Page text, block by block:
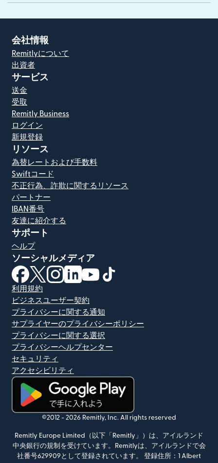
会社情報
Remitlyについて
出資者
サービス
送金
受取
Remitly Business
ログイン
新規登録
リソース
為替レートおよび手数料
Swiftコード
不正行為、詐欺に関するリソース
パートナー
IBAN番号
友達に紹介する
サポート
ヘルプ
ソーシャルメディア
（別ウィンドウで開きます）
（別ウィンドウで開きます）
（別ウィンドウで開きます）
（別ウィンドウで開きます）
（別ウィンドウで開きます）
利用規約
ビジネスユーザー契約
プライバシーに関する通知
サプライヤーのプライバシーポリシー
プライバシーに関する選択
プライバシーヘルプセンター
セキュリティ
アクセシビリティ
（別ウィンドウで開きます）
©2012 - 2026 Remitly, Inc. All rights reserved
Remitly Europe Limited（以下「Remitly」）は、アイルランド
中央銀行の規制を受けています。Remitlyは、アイルランドで会
社番号629909として登録されています。 登録住所：1 Albert